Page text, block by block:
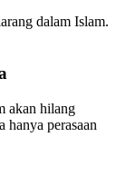
dalam Islam.
akan hilang
perasaan